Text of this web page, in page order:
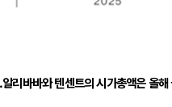
리바바와 텐센트의 시가총액은 올